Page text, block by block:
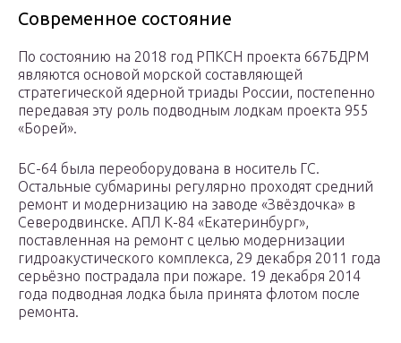
Современное состояние
По состоянию на 2018 год РПКСН проекта 667БДРМ
являются основой морской составляющей
стратегической ядерной триады России, постепенно
передавая эту роль подводным лодкам проекта 955
«Борей».
БС-64 была переоборудована в носитель ГС.
Остальные субмарины регулярно проходят средний
ремонт и модернизацию на заводе «Звёздочка» в
Северодвинске. АПЛ К-84 «Екатеринбург»,
поставленная на ремонт с целью модернизации
гидроакустического комплекса, 29 декабря 2011 года
серьёзно пострадала при пожаре. 19 декабря 2014
года подводная лодка была принята флотом после
ремонта.